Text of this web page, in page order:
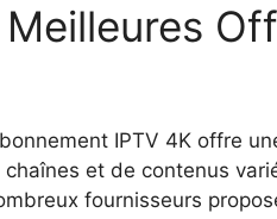
IPTV 4K offre
et de contenus
fournisseurs